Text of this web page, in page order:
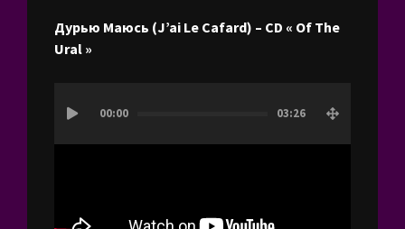
Дурью Маюсь (J’ai Le Cafard) – CD « Of The
Ural »
vidéo
00:00 03:26